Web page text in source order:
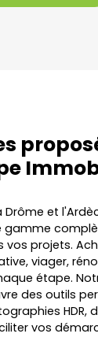
Drôme et
gamme
projets.
viager,
étape.
des outils
HDR,
vos